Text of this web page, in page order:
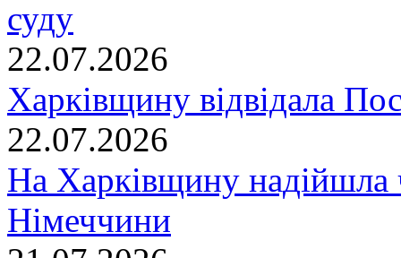
суду
22.07.2026
Харківщину відвідала
22.07.2026
На Харківщину надійшла
Німеччини